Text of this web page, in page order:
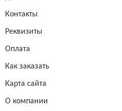
Контакты
Реквизиты
Оплата
Как заказать
Карта сайта
О компании